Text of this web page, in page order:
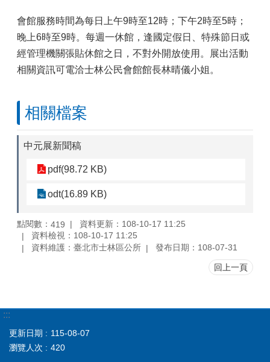
會館服務時間為每日上午9時至12時；下午2時至5時；
晚上6時至9時。每週一休館，逢國定假日、特殊節日或
經管理機關張貼休館之日，不對外開放使用。展出活動
相關資訊可電洽士林公民會館館長林晴儀小姐。
相關檔案
中元展新聞稿
pdf(98.72 KB)
odt(16.89 KB)
點閱數： 419
資料更新：108-10-17 11:25
資料檢視：108-10-17 11:25
資料維護：臺北市士林區公所
發布日期：108-07-31
回上一頁
:::
更新日期
115-08-07
瀏覽人次
420